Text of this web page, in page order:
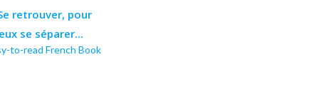
to-read French Book